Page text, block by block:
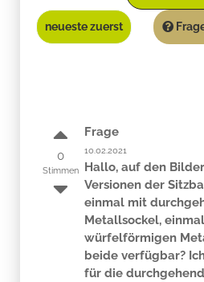
neueste zuerst
0
Stimmen
Frage
10.02.2021
Hallo, auf den
Versionen der
einmal mit
Metallsockel,
würfelförmigen
beide verfügbar?
für die